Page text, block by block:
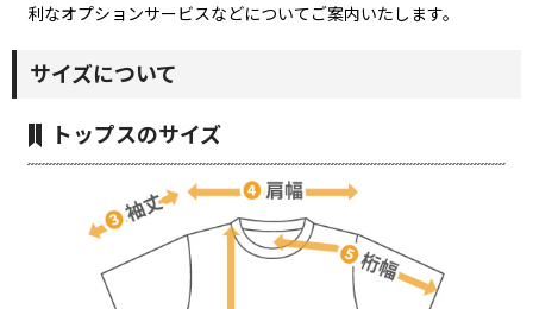
利なオプションサービスなどについてご案内いたします。
サイズについて
トップスのサイズ